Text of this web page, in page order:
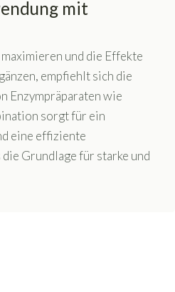
mit
und die Effekte
empfiehlt sich die
Enzympräparaten wie
sorgt für ein
eine effiziente
Grundlage für starke und